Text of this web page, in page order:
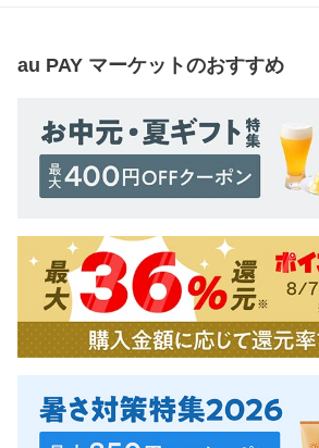
au PAY マーケットのおすすめ